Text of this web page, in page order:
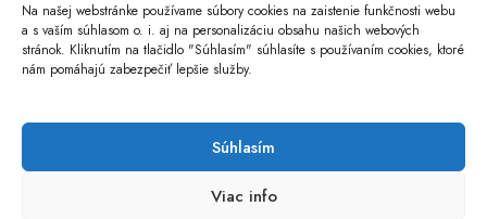
Na našej webstránke používame súbory cookies na zaistenie funkčnosti webu
a s vaším súhlasom o. i. aj na personalizáciu obsahu našich webových
stránok. Kliknutím na tlačidlo "Súhlasím" súhlasíte s používaním cookies, ktoré
nám pomáhajú zabezpečiť lepšie služby.
Súhlasím
Viac info